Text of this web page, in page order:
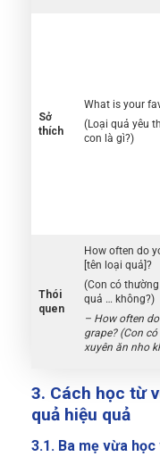
Sở
thích
What is your
(Loại quả yêu
con là gì?)
Thói
quen
How often do
[tên loại quả]?
(Con có
quả … không?)
– How often
grape? (Con
xuyên ăn nho
3. Cách học từ
quả hiệu quả
3.1. Ba mẹ vừa